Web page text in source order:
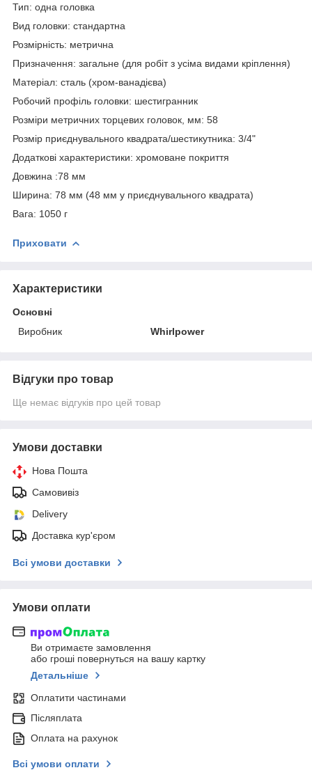
Тип: одна головка
Вид головки: стандартна
Розмірність: метрична
Призначення: загальне (для робіт з усіма видами кріплення)
Матеріал: сталь (хром-ванадієва)
Робочий профіль головки: шестигранник
Розміри метричних торцевих головок, мм: 58
Розмір приєднувального квадрата/шестикутника: 3/4"
Додаткові характеристики: хромоване покриття
Довжина :78 мм
Ширина: 78 мм (48 мм у приєднувального квадрата)
Вага: 1050 г
Приховати
Характеристики
Основні
Виробник
Whirlpower
Відгуки про товар
Ще немає відгуків про цей товар
Умови доставки
Нова Пошта
Самовивіз
Delivery
Доставка кур'єром
Всі умови доставки
Умови оплати
Ви отримаєте замовлення
або гроші повернуться на вашу картку
Детальніше
Оплатити частинами
Післяплата
Оплата на рахунок
Всі умови оплати